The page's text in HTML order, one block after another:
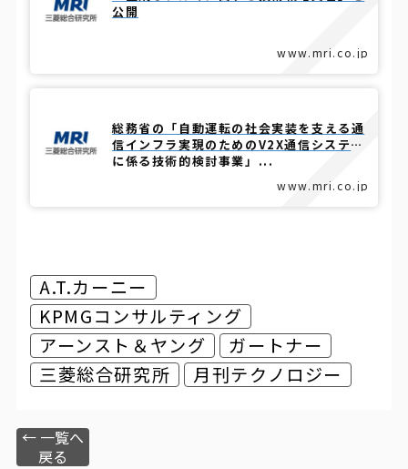
www.mri.co.jp
公開
www.mri.co.jp
総務省の「自動運転の社会実装を支える通
信インフラ実現のためのV2X通信システム
に係る技術的検討事業」...
A.T.カーニー
KPMGコンサルティング
アーンスト＆ヤング
ガートナー
三菱総合研究所
月刊テクノロジー
← 一覧へ
戻る